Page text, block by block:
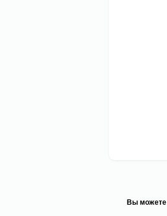
Вы можете